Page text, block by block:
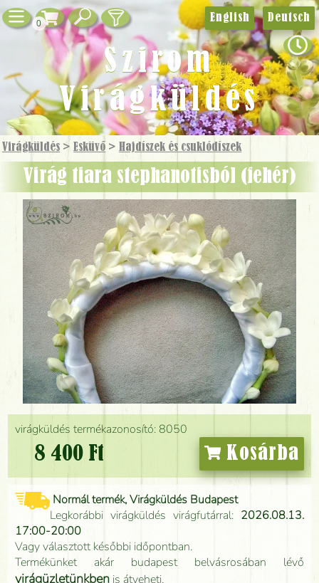
0
Virágküldés > Esküvő > Hajdíszek és csuklódíszek
virág tiara stephanotisból (fehér)
virágküldés termékazonosító: 8050
8 400 Ft Kosárba
Normál termék, Virágküldés Budapest
Legkorábbi virágküldés virágfutárral: 2026.08.13.
17:00-20:00
Vagy választott későbbi időpontban.
Termékünket akár budapest belvásrosában lévő
virágüzletünkben is átveheti.
English Deutsch
Szirom
Virágküldés